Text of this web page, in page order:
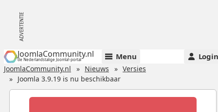
JoomlaCommunity.nl
de Nederlandstalige Joomla!-portal Menu Login
JoomlaCommunity.nl Nieuws
Versies
Joomla 3.9.19 is nu beschikbaar